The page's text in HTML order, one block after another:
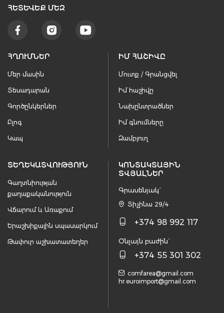
ՀԵՏԵՒԵՔ ՄԵԶ
ՀՂՈՒՄՆԵՐ
Մեր մասին
Տեսադարան
Գործընկերներ
Բլոգ
Կապ
ԻՄ ՀԱՇԻՎԸ
Մուտք / Գրանցվել
Իմ հաշիվը
Նախընտրածներ
Իմ գնումները
Զամբյուղ
ՏԵՂԵԿԱՏՎՈՒԹՅՈՒՆ
Գաղտնիության
քաղաքականություն
Վճարում և Առաքում
Երաշխիքային սպասարկում
Թափուր աշխատատեղեր
ԿՈՆՏԱԿՏԱՅԻՆ
ՏՎՅԱԼՆԵՐ
Գրասենյակ`
Տիչինա 29/4
+374 98 992 117
Օնլայն բաժին`
+374 55 301 302
comfarea@gmail.com
hr.euroimport@gmail.com